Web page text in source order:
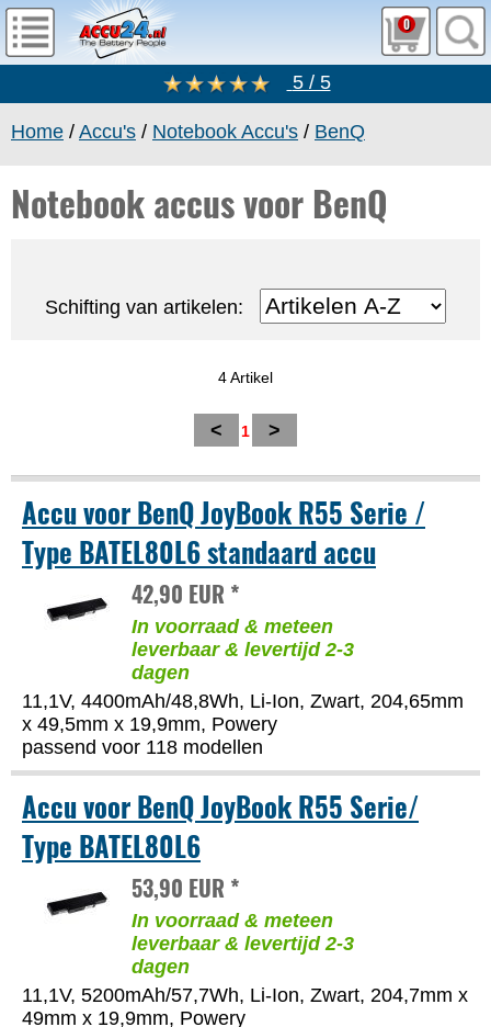
0
5 / 5
Home / Accu's / Notebook Accu's / BenQ
Notebook accus voor BenQ
Schifting van artikelen:
4 Artikel
< 1 >
Accu voor BenQ JoyBook R55 Serie /
Type BATEL80L6 standaard accu
42,90 EUR *
In voorraad & meteen
leverbaar & levertijd 2-3
dagen
11,1V, 4400mAh/48,8Wh, Li-Ion, Zwart, 204,65mm
x 49,5mm x 19,9mm, Powery
passend voor 118 modellen
Accu voor BenQ JoyBook R55 Serie/
Type BATEL80L6
53,90 EUR *
In voorraad & meteen
leverbaar & levertijd 2-3
dagen
11,1V, 5200mAh/57,7Wh, Li-Ion, Zwart, 204,7mm x
49mm x 19,9mm, Powery